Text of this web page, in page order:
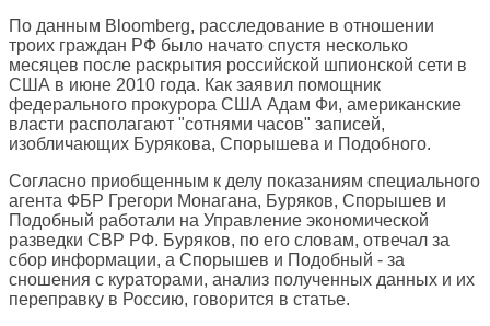
По данным Bloomberg, расследование в отношении
троих граждан РФ было начато спустя несколько
месяцев после раскрытия российской шпионской сети в
США в июне 2010 года. Как заявил помощник
федерального прокурора США Адам Фи, американские
власти располагают "сотнями часов" записей,
изобличающих Бурякова, Спорышева и Подобного.
Согласно приобщенным к делу показаниям специального
агента ФБР Грегори Монагана, Буряков, Спорышев и
Подобный работали на Управление экономической
разведки СВР РФ. Буряков, по его словам, отвечал за
сбор информации, а Спорышев и Подобный - за
сношения с кураторами, анализ полученных данных и их
переправку в Россию, говорится в статье.